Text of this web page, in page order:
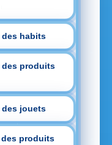
des habits
des produits
des jouets
des produits